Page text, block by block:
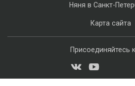
Няня в Санкт-
Карта сайта
Присоединяйтесь